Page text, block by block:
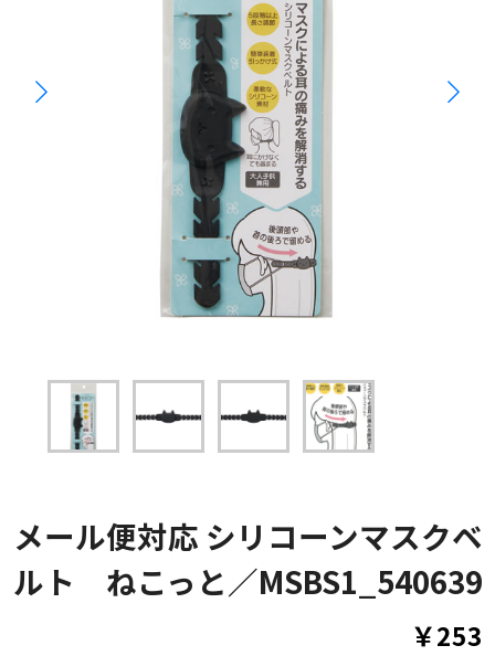
メール便対応 シリコーンマスクベ
ルト ねこっと／MSBS1_540639
￥253